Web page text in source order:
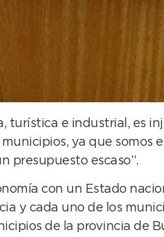
turística e industrial, es
ya que somos
presupuesto escaso”.
con un Estado
y cada uno de los
de la provincia de